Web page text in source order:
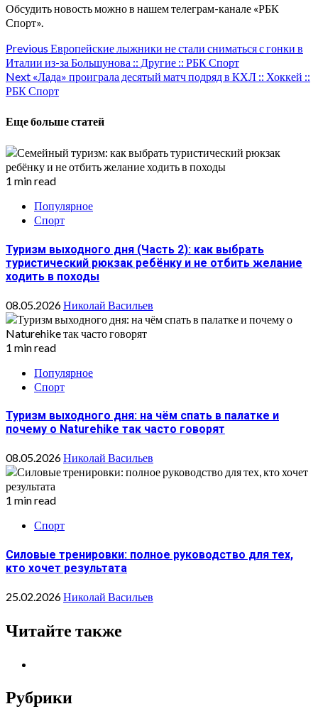
Обсудить новость можно в нашем телеграм-канале «РБК
Спорт».
Continue
Reading
Previous Европейские лыжники не стали сниматься с гонки в
Италии из-за Большунова :: Другие :: РБК Спорт
Next «Лада» проиграла десятый матч подряд в КХЛ :: Хоккей ::
РБК Спорт
Еще больше статей
1 min read
Популярное
Спорт
Туризм выходного дня (Часть 2): как выбрать
туристический рюкзак ребёнку и не отбить желание
ходить в походы
08.05.2026Николай Васильев
1 min read
Популярное
Спорт
Туризм выходного дня: на чём спать в палатке и
почему о Naturehike так часто говорят
08.05.2026Николай Васильев
1 min read
Спорт
Силовые тренировки: полное руководство для тех,
кто хочет результата
25.02.2026Николай Васильев
Читайте также
Рубрики